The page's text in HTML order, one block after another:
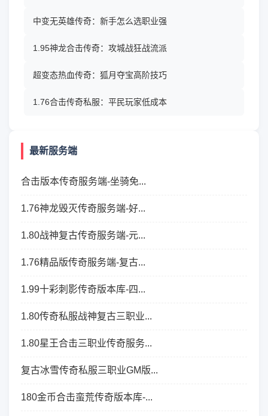
中变无英雄传奇：新手怎么选职业强
1.95神龙合击传奇：攻城战狂战流派
超变态热血传奇：狐月夺宝高阶技巧
1.76合击传奇私服：平民玩家低成本
最新服务端
合击版本传奇服务端-坐骑免...
1.76神龙毁灭传奇服务端-好...
1.80战神复古传奇服务端-元...
1.76精品版传奇服务端-复古...
1.99十彩刺影传奇版本库-四...
1.80传奇私服战神复古三职业...
1.80星王合击三职业传奇服务...
复古冰雪传奇私服三职业GM版...
180金币合击蛮荒传奇版本库-...